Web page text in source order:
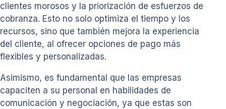
clientes morosos y la priorización de esfuerzos de
cobranza. Esto no solo optimiza el tiempo y los
recursos, sino que también mejora la experiencia
del cliente, al ofrecer opciones de pago más
flexibles y personalizadas.
Asimismo, es fundamental que las empresas
capaciten a su personal en habilidades de
comunicación y negociación, ya que estas son